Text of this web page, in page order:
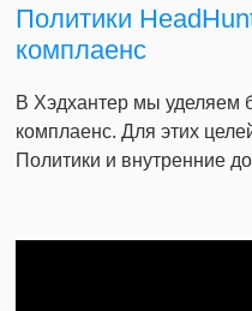
Политики
комплаенс
В Хэдхантер мы уделяем
комплаенс. Для этих
Политики и внутренние